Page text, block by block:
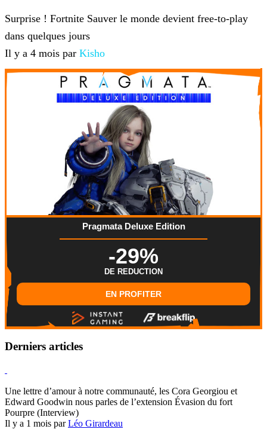
Surprise ! Fortnite Sauver le monde devient free-to-play
dans quelques jours
Il y a 4 mois par Kisho
Pragmata Deluxe Edition
-29%
DE REDUCTION
EN PROFITER
Derniers articles
Une lettre d’amour à notre communauté, les Cora Georgiou et
Edward Goodwin nous parles de l’extension Évasion du fort
Pourpre (Interview)
Il y a 1 mois parLéo Girardeau